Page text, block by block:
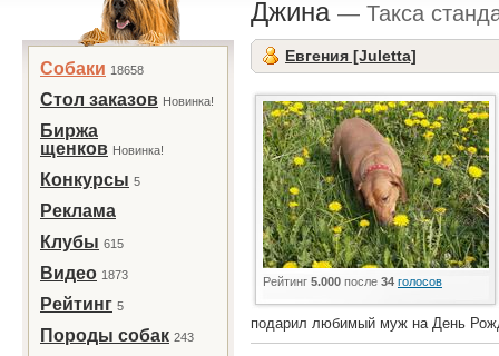
Собаки 18658
Стол заказов Новинка!
Биржа
щенков Новинка!
Конкурсы 5
Реклама
Клубы 615
Видео 1873
Рейтинг 5
Породы собак 243
Джина — Такса
Евгения [Juletta]
Рейтинг 5.000 после 34 голосов
подарил любимый муж на День